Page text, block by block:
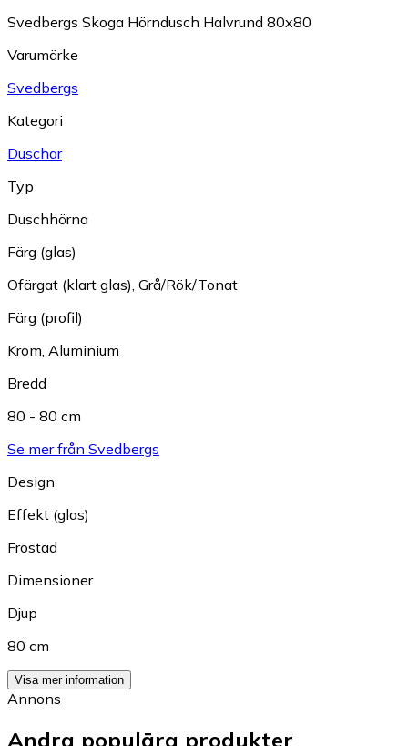
Svedbergs Skoga Hörndusch Halvrund 80x80
Varumärke
Svedbergs
Kategori
Duschar
Typ
Duschhörna
Färg (glas)
Ofärgat (klart glas), Grå/Rök/Tonat
Färg (profil)
Krom, Aluminium
Bredd
80 - 80 cm
Se mer från Svedbergs
Design
Effekt (glas)
Frostad
Dimensioner
Djup
80 cm
Visa mer information
Annons
Andra populära produkter